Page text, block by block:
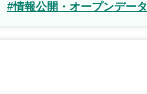
#情報公開・オープンデータ